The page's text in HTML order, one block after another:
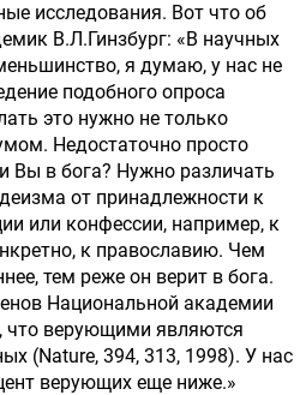
исследования. Вот что об
В.Л.Гинзбург: «В научных
я думаю, у нас не
подобного опроса
это нужно не только
Недостаточно просто
Вы в бога? Нужно различать
от принадлежности к
или конфессии, например, к
к православию. Чем
тем реже он верит в бога.
Национальной академии
что верующими являются
(Nature, 394, 313, 1998). У нас
верующих еще ниже.»